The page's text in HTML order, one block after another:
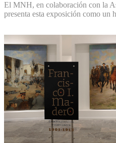
El MNH, en colaboración con la
presenta esta exposición como